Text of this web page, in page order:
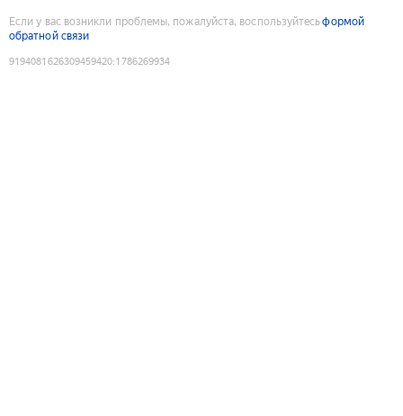
Если у вас возникли проблемы, пожалуйста, воспользуйтесьформой
обратной связи
9194081626309459420:1786269934